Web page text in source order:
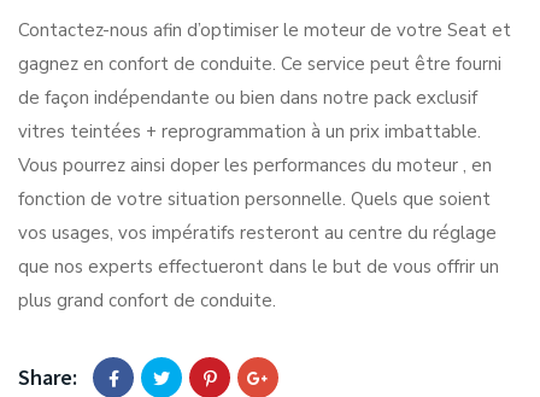
Contactez-nous afin d’optimiser le moteur de votre Seat et
gagnez en confort de conduite. Ce service peut être fourni
de façon indépendante ou bien dans notre pack exclusif
vitres teintées + reprogrammation à un prix imbattable.
Vous pourrez ainsi doper les performances du moteur , en
fonction de votre situation personnelle. Quels que soient
vos usages, vos impératifs resteront au centre du réglage
que nos experts effectueront dans le but de vous offrir un
plus grand confort de conduite.
Share: